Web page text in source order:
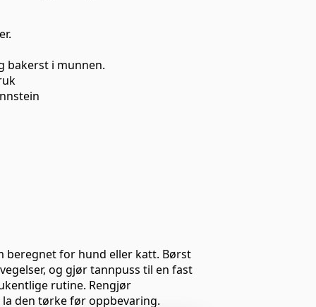
bakerst i munnen.
beregnet for hund eller katt. Børst
og gjør tannpuss til en fast
rutine. Rengjør
den tørke før oppbevaring.